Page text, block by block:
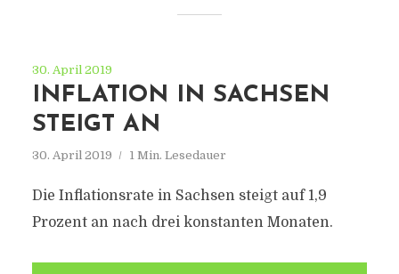
30. April 2019
INFLATION IN SACHSEN
STEIGT AN
30. April 2019 1 Min. Lesedauer
Die Inflationsrate in Sachsen steigt auf 1,9
Prozent an nach drei konstanten Monaten.